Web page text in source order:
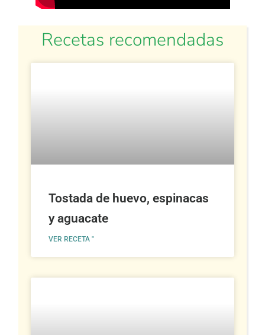
Recetas recomendadas
Tostada de huevo, espinacas
y aguacate
VER RECETA "